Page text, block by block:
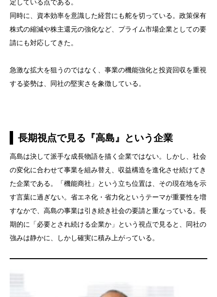
定している点である。
同時に、資本効率を意識した経営にも舵を切っている。政策保有
株式の縮減や株主還元の強化など、プライム市場企業としての要
請にも対応してきた。
急激な拡大を狙うのではなく、事業の機能強化と投資回収を重視
する姿勢は、同社の堅実さを象徴している。
長期視点で見る『高島』という企業
高島は決して派手な成長物語を描く企業ではない。しかし、社会
の変化に合わせて事業を組み替え、収益構造を進化させ続けてき
た企業である。「機能商社」という立ち位置は、その現在地を示
す言葉に過ぎない。省エネ化・省力化というテーマが重要性を増
すなかで、高島の事業は引き続き社会の要請と重なっている。長
期的に「必要とされ続ける企業か」という視点で見ると、同社の
強みは静かに、しかし確実に積み上がっている。